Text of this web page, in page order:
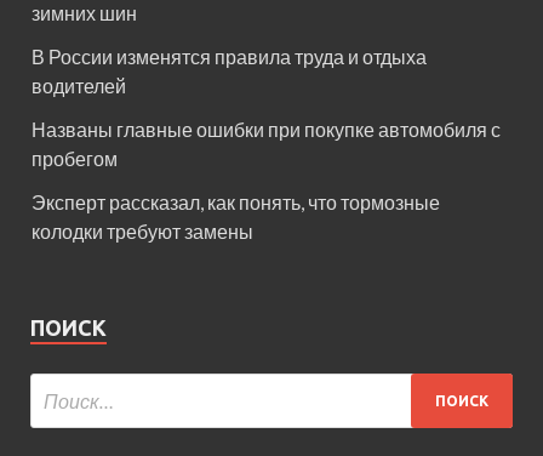
зимних шин
В России изменятся правила труда и отдыха
водителей
Названы главные ошибки при покупке автомобиля с
пробегом
Эксперт рассказал, как понять, что тормозные
колодки требуют замены
ПОИСК